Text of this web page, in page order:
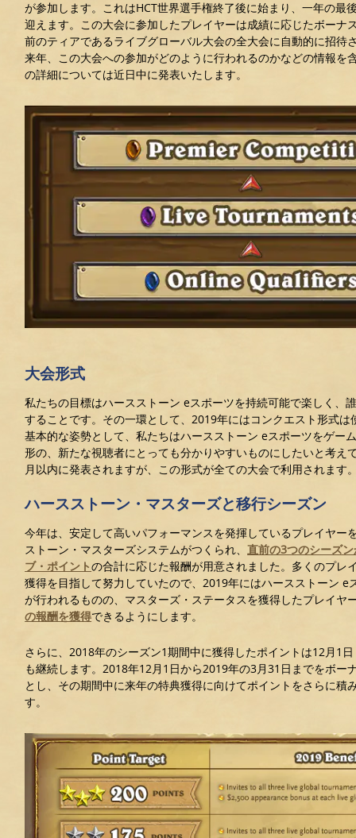
が参加します。これはHCT世界選手権終了後に始まり、一年の最
迎えます。この大会に参加したプレイヤーは成績に応じたボーナ
前のティアであるライブグローバル大会の全大会に自動的に招待
来年、この大会への参加がどのように行われるのかなどの情報を
の詳細については近日中に発表いたします。
大会形式
私たちの目標はハースストーン eスポーツを持続可能で楽しく、
することです。その一環として、2019年にはコンクエスト形式は
基本的な姿勢として、私たちはハースストーン eスポーツをゲー
形の、新たな視聴者にとっても分かりやすいものにしたいと考え
月以内に発表されますが、この形式が全ての大会で利用されます
ハースストーン・マスターズと移行シーズン
今年は、安定して高いパフォーマンスを発揮しているプレイヤー
ストーン・マスターズシステムがつくられ、直前の3つのシーズ
ブ・ポイントの合計に応じた報酬が用意されました。多くのプレ
獲得を目指して努力していたので、2019年にはハースストーン e
が行われるものの、マスターズ・ステータスを獲得したプレイヤ
の報酬を獲得できるようにします。
さらに、2018年のシーズン1期間中に獲得したポイントは12月1
も継続します。2018年12月1日から2019年の3月31日までをボー
とし、その期間中に来年の特典獲得に向けてポイントをさらに積
す。